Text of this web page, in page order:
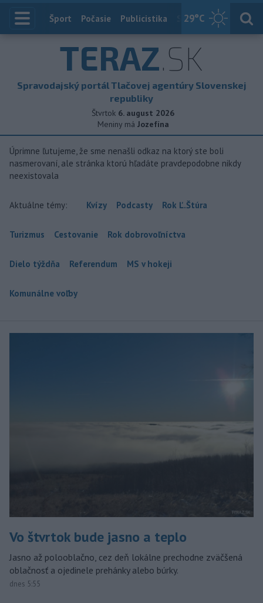
29°C
Index
Šport Počasie Publicistika Slovensko
TERAZ.SK
Spravodajský portál Tlačovej agentúry Slovenskej
republiky
Štvrtok 6. august 2026
Meniny má Jozefína
Úprimne ľutujeme, že sme nenašli odkaz na ktorý ste boli
nasmerovaní, ale stránka ktorú hľadáte pravdepodobne nikdy
neexistovala
Aktuálne témy: Kvízy Podcasty Rok Ľ.Štúra
Turizmus Cestovanie Rok dobrovoľníctva
Dielo týždňa Referendum MS v hokeji
Komunálne voľby
Vo štvrtok bude jasno a teplo
Jasno až polooblačno, cez deň lokálne prechodne zväčšená
oblačnosť a ojedinele prehánky alebo búrky.
dnes 5:55